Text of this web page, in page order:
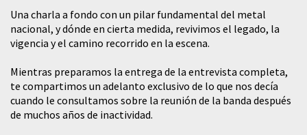
​Una charla a fondo con un pilar fundamental del metal
nacional, y dónde en cierta medida, revivimos el legado, la
vigencia y el camino recorrido en la escena.
Mientras preparamos la entrega de la entrevista completa,
te compartimos un adelanto exclusivo de lo que nos decía
cuando le consultamos sobre la reunión de la banda después
de muchos años de inactividad.